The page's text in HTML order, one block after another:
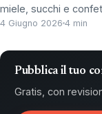
miele, succhi e
4 Giugno 2026 4 min
Pubblica il tuo
Gratis, con